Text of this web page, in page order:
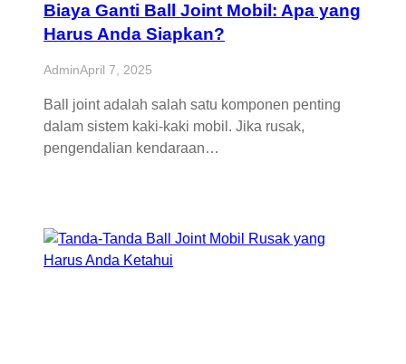
Biaya Ganti Ball Joint Mobil: Apa yang
Harus Anda Siapkan?
AdminApril 7, 2025
Ball joint adalah salah satu komponen penting
dalam sistem kaki-kaki mobil. Jika rusak,
pengendalian kendaraan…